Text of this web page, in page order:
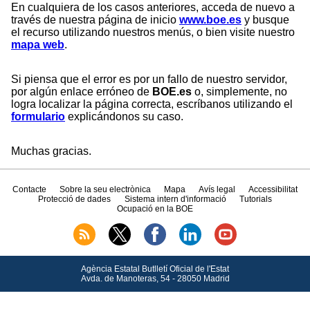
En cualquiera de los casos anteriores, acceda de nuevo a
través de nuestra página de inicio www.boe.es y busque
el recurso utilizando nuestros menús, o bien visite nuestro
mapa web.
Si piensa que el error es por un fallo de nuestro servidor,
por algún enlace erróneo de BOE.es o, simplemente, no
logra localizar la página correcta, escríbanos utilizando el
formulario explicándonos su caso.
Muchas gracias.
Contacte Sobre la seu electrònica Mapa Avís legal
Accessibilitat
Protecció de dades
Sistema intern d'informació
Tutorials
Ocupació en la BOE
Agència Estatal Butlletí Oficial de l'Estat
Avda.de Manoteras, 54 - 28050 Madrid